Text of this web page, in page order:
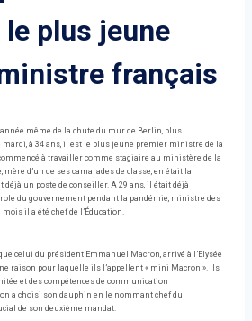
plus jeune
français
même de la chute du mur de Berlin, plus
mardi, à 34 ans, il est le plus jeune premier ministre de la
à travailler comme stagiaire au ministère de la
d’un de ses camarades de classe, en était la
déjà un poste de conseiller. A 29 ans, il était déjà
du gouvernement pendant la pandémie, ministre des
il a été chef de l’Éducation.
celui du président Emmanuel Macron, arrivé à l’Elysée
raison pour laquelle ils l’appellent « mini Macron ». Ils
et des compétences de communication
a choisi son dauphin en le nommant chef du
de son deuxième mandat.